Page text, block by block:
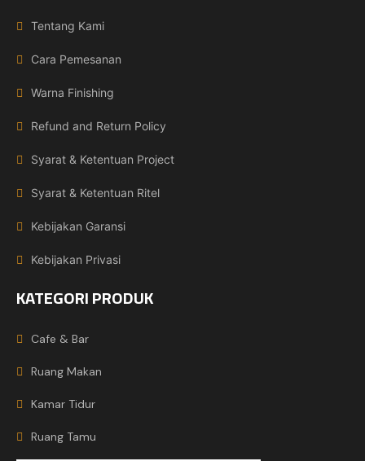
Tentang Kami
Cara Pemesanan
Warna Finishing
Refund and Return Policy
Syarat & Ketentuan Project
Syarat & Ketentuan Ritel
Kebijakan Garansi
Kebijakan Privasi
KATEGORI PRODUK
Cafe & Bar
Ruang Makan
Kamar Tidur
Ruang Tamu